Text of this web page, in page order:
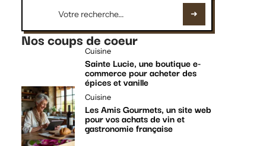
Nos coups de coeur
Cuisine
Sainte Lucie, une boutique e-
commerce pour acheter des
épices et vanille
Cuisine
Les Amis Gourmets, un site web
pour vos achats de vin et
gastronomie française